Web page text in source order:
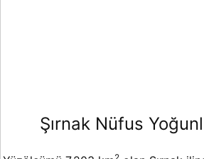
Şırnak Nüfus